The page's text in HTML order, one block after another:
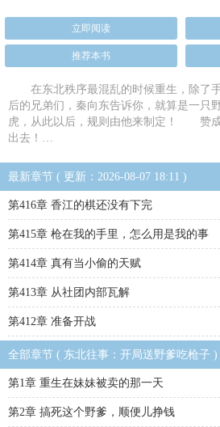
立即阅读
推荐本书
在东北秩序最混乱的时候重生，除了
后的兄弟们，秦向东告诉你，就算是一只
虎，从此以后，规则由他来制定！ 赞成
出去！…
最新章节 ( 更新：2026-08-07 18:11 )
第416章 香江的棋还没有下完
第415章 枪在我的手里，怎么用是我的事
第414章 真有当小偷的天赋
第413章 从社团内部瓦解
第412章 准备开战
全部章节 ( 东北往事：开局送野爹吃枪子 )
第1章 重生在妹妹被卖的那一天
第2章 搞死这个野爹，顺便儿挣钱